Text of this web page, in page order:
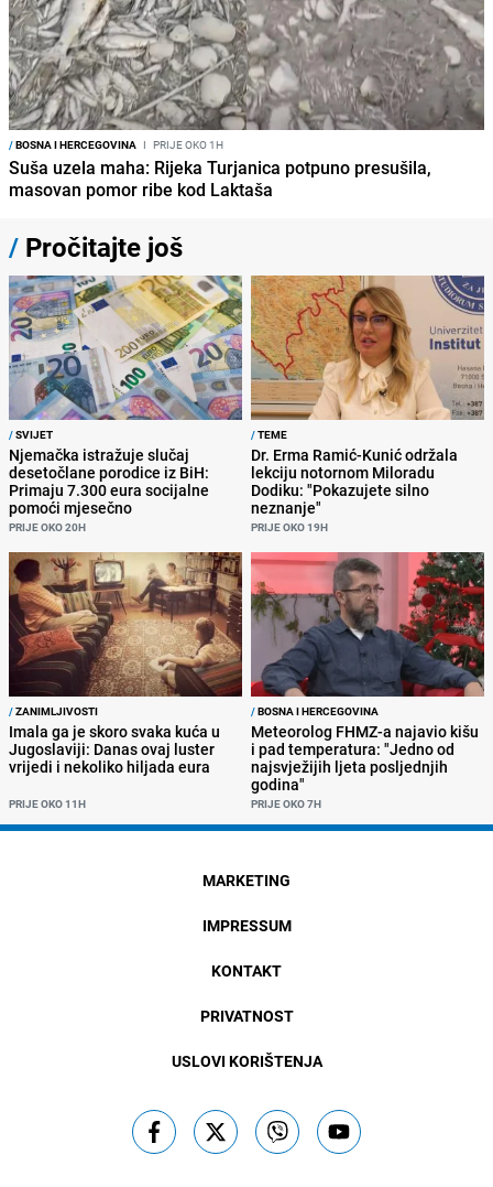
/BOSNA I HERCEGOVINA I PRIJE OKO 1H
Suša uzela maha: Rijeka Turjanica potpuno presušila,
masovan pomor ribe kod Laktaša
/ Pročitajte još
/SVIJET
Njemačka istražuje slučaj
desetočlane porodice iz BiH:
Primaju 7.300 eura socijalne
pomoći mjesečno
PRIJE OKO 20H
/TEME
Dr. Erma Ramić-Kunić održala
lekciju notornom Miloradu
Dodiku: "Pokazujete silno
neznanje"
PRIJE OKO 19H
/ZANIMLJIVOSTI
Imala ga je skoro svaka kuća u
Jugoslaviji: Danas ovaj luster
vrijedi i nekoliko hiljada eura
PRIJE OKO 11H
/BOSNA I HERCEGOVINA
Meteorolog FHMZ-a najavio kišu
i pad temperatura: "Jedno od
najsvježijih ljeta posljednjih
godina"
PRIJE OKO 7H
MARKETING
IMPRESSUM
KONTAKT
PRIVATNOST
USLOVI KORIŠTENJA